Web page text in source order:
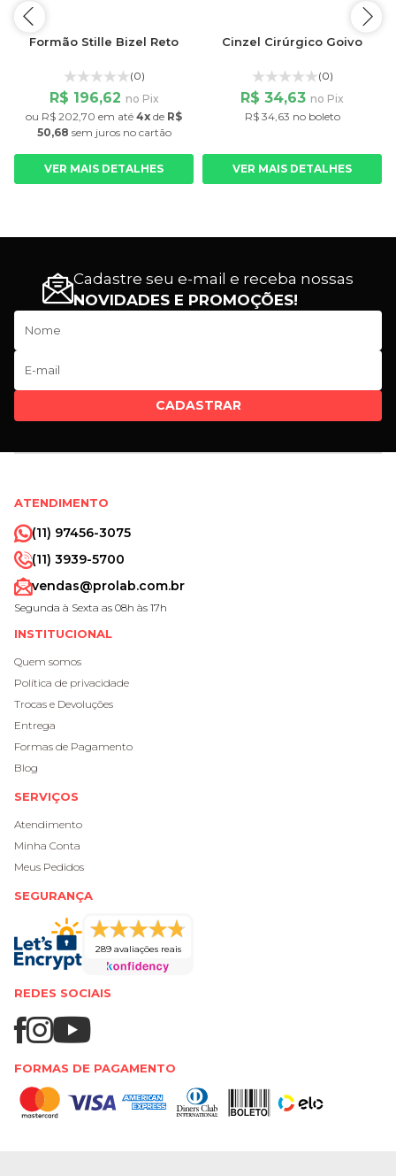
Formão Stille Bizel Reto
(0)
R$ 196,62 no Pix
ou R$ 202,70 em até 4x de R$
50,68 sem jurosno cartão
VER MAIS DETALHES
Cinzel Cirúrgico Goivo
(0)
R$ 34,63 no Pix
R$ 34,63 no boleto
VER MAIS DETALHES
Cadastre seu e-mail e receba nossas
NOVIDADES E PROMOÇÕES!
CADASTRAR
ATENDIMENTO
(11) 97456-3075
(11) 3939-5700
vendas@prolab.com.br
Segunda à Sexta as 08h às 17h
INSTITUCIONAL
Quem somos
Política de privacidade
Trocas e Devoluções
Entrega
Formas de Pagamento
Blog
SERVIÇOS
Atendimento
Minha Conta
Meus Pedidos
SEGURANÇA
289 avaliações reais
REDES SOCIAIS
FORMAS DE PAGAMENTO